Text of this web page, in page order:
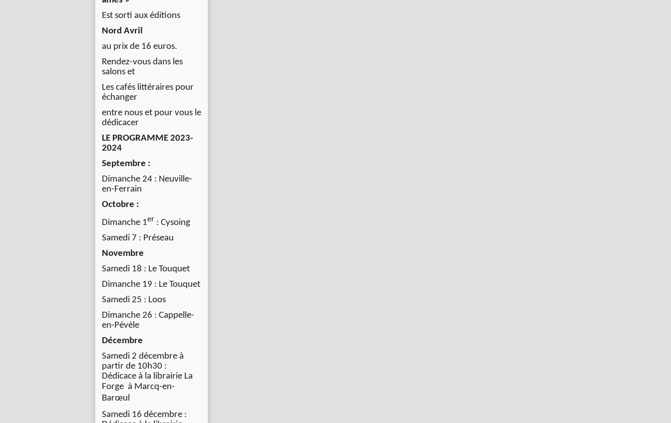
Est sorti aux éditions
Nord Avril
au prix de 16 euros.
Rendez-vous dans les
salons et
Les cafés littéraires pour
échanger
entre nous et pour vous le
dédicacer
LE PROGRAMME 2023-
2024
Septembre :
Dimanche 24 : Neuville-
en-Ferrain
Octobre :
Dimanche 1er : Cysoing
Samedi 7 : Préseau
Novembre
Samedi 18 : Le Touquet
Dimanche 19 : Le Touquet
Samedi 25 : Loos
Dimanche 26 : Cappelle-
en-Pévèle
Décembre
Samedi 2 décembre à
partir de 10h30 :
Dédicace à la librairie La
Forge à Marcq-en-
Barœul
Samedi 16 décembre :